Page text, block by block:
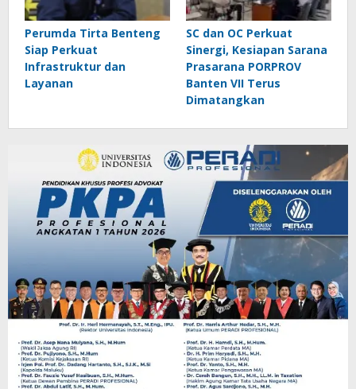
Perumda Tirta Benteng
Siap Perkuat
Infrastruktur dan
Layanan
SC dan OC Perkuat
Sinergi, Kesiapan Sarana
Prasarana PORPROV
Banten VII Terus
Dimatangkan